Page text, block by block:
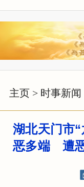
主页 > 时事新闻
湖北天门市
恶多端 遭